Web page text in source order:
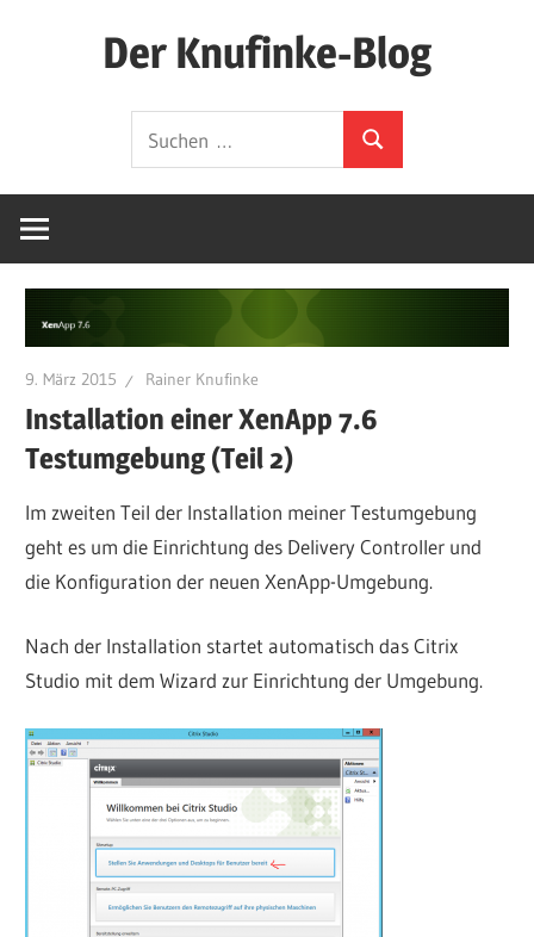
Der Knufinke-Blog
IT
nach:
Suchen
9. März 2015 Rainer Knufinke
Installation einer XenApp 7.6
Testumgebung (Teil 2)
Im zweiten Teil der Installation meiner Testumgebung
geht es um die Einrichtung des Delivery Controller und
die Konfiguration der neuen XenApp-Umgebung.
Nach der Installation startet automatisch das Citrix
Studio mit dem Wizard zur Einrichtung der Umgebung.